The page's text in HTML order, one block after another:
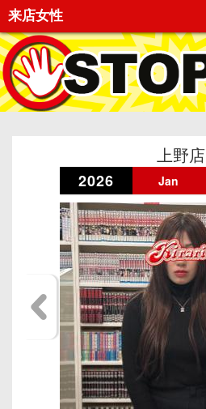
来店女性
上野店
2026 Jan